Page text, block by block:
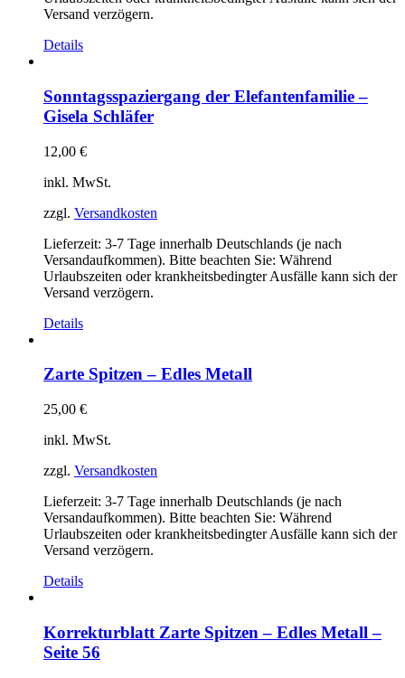
Versand verzögern.
Details
Sonntagsspaziergang der Elefantenfamilie –
Gisela Schläfer
12,00 €
inkl. MwSt.
zzgl. Versandkosten
Lieferzeit: 3-7 Tage innerhalb Deutschlands (je nach
Versandaufkommen). Bitte beachten Sie: Während
Urlaubszeiten oder krankheitsbedingter Ausfälle kann sich der
Versand verzögern.
Details
Zarte Spitzen – Edles Metall
25,00 €
inkl. MwSt.
zzgl. Versandkosten
Lieferzeit: 3-7 Tage innerhalb Deutschlands (je nach
Versandaufkommen). Bitte beachten Sie: Während
Urlaubszeiten oder krankheitsbedingter Ausfälle kann sich der
Versand verzögern.
Details
Korrekturblatt Zarte Spitzen – Edles Metall –
Seite 56